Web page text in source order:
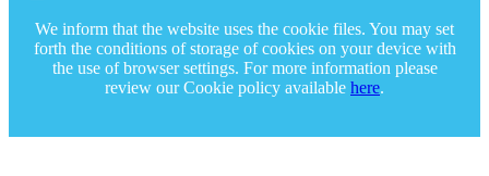
We inform that the website uses the cookie files. You may set
forth the conditions of storage of cookies on your device with
the use of browser settings. For more information please
review our Cookie policy available here.